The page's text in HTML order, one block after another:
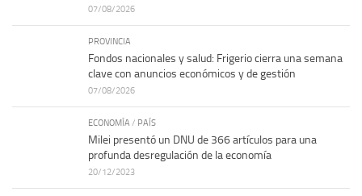
07/08/2026
PROVINCIA
Fondos nacionales y salud: Frigerio cierra una semana
clave con anuncios económicos y de gestión
07/08/2026
ECONOMÍA / PAÍS
Milei presentó un DNU de 366 artículos para una
profunda desregulación de la economía
20/12/2023